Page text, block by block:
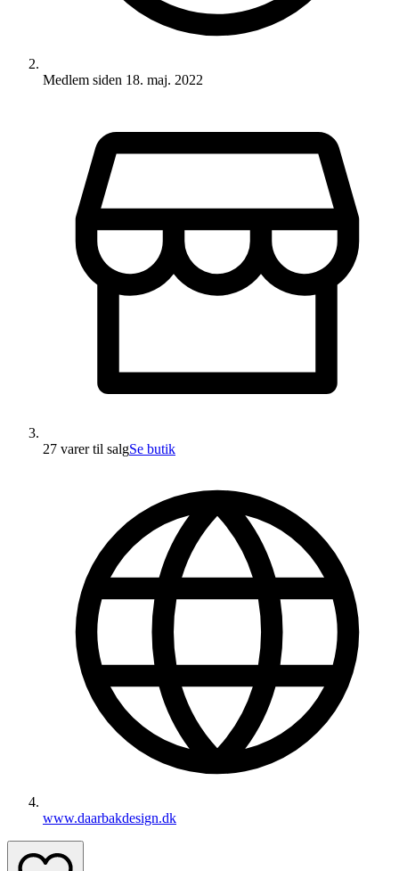
Medlem siden 18. maj. 2022
27 varertil salgSe butik
www.daarbakdesign.dk